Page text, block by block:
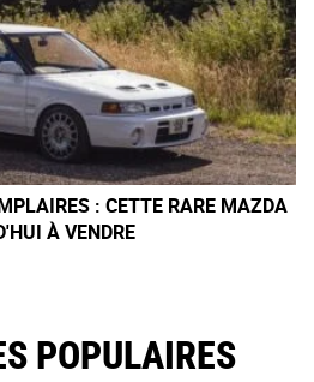
: CETTE RARE MAZDA
À VENDRE
POPULAIRES